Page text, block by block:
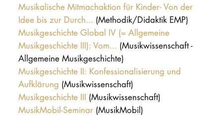
Musikalische Mitmachaktion für Kinder- Von der
Idee bis zur Durch... (Methodik/Didaktik EMP)
Musikgeschichte Global IV (= Allgemeine
Musikgeschichte III): Vom... (Musikwissenschaft -
Allgemeine Musikgeschichte)
Musikgeschichte II: Konfessionalisierung und
Aufklärung (Musikwissenschaft)
Musikgeschichte III (Musikwissenschaft)
MusikMobil-Seminar (MusikMobil)